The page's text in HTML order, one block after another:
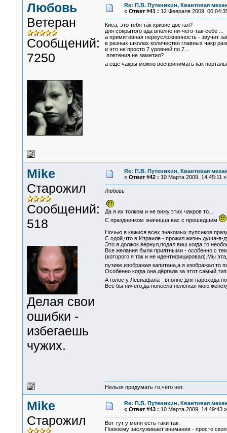
Любовь
Ветеран
Сообщений:
7250
Re: П.В. Путенихин, Квантовая
« Ответ #41 : 12 Февраля 2009,
Киса, это тебя так кризис достал?
для сокрытого ада вполне ни-чего-так-себе ...
а примитивная переусложненность - звучит
в разных школах количество главных чакр
и это не просто 7 уровней по 7...
плетения не заметил?
а еще чакры можно воспринимать как
Mike
Старожил
Сообщений:
518
Делая свои
ошибки -
избегаешь
чужих.
Re: П.В. Путенихин, Квантовая
« Ответ #42 : 10 Марта 2009, 14:45:11 »
Любовь
Да я их толком и не вижу,этих чакров то...
С праздничком значицца вас с прошедшим
Ночью я кажися всех знакомых пупсиков
С одой,что в Израиле - прожил жизнь душа-в-
Это я должок вернул,подал виш когда то
Все желания были приятными - особенно с
(которого я так и не идентифицировал).Мы
пузике,изображая капитана,а я изображал то
Особенно когда она дёргала за этот
А голос у Левиафана - вполне для парохода
Всё бы ничего,да понесла нелёгкая мою
Нельзя придумать то,чего нет.
Mike
Старожил
Re: П.В. Путенихин, Квантовая
« Ответ #43 : 10 Марта 2009, 14:49:43 »
Вот тут у меня есть таки так.
Помоему заслуживает внимания - просто